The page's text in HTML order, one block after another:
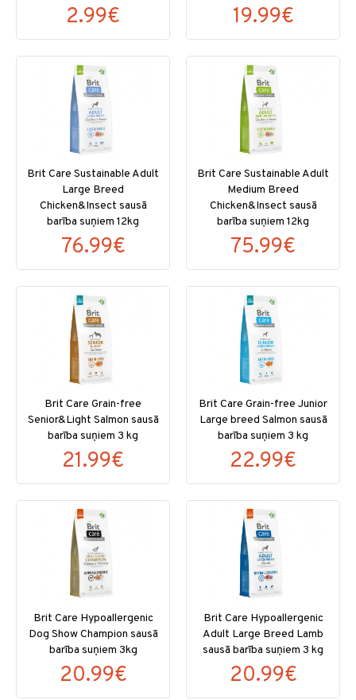
2.99€ 19.99€
Brit Care Sustainable Adult
Large Breed
Chicken&Insect sausā
barība suņiem 12kg
76.99€
Brit Care Sustainable Adult
Medium Breed
Chicken&Insect sausā
barība suņiem 12kg
75.99€
Brit Care Grain-free
Senior&Light Salmon sausā
barība suņiem 3 kg
21.99€
Brit Care Grain-free Junior
Large breed Salmon sausā
barība suņiem 3 kg
22.99€
Brit Care Hypoallergenic
Dog Show Champion sausā
barība suņiem 3kg
20.99€
Brit Care Hypoallergenic
Adult Large Breed Lamb
sausā barība suņiem 3 kg
20.99€